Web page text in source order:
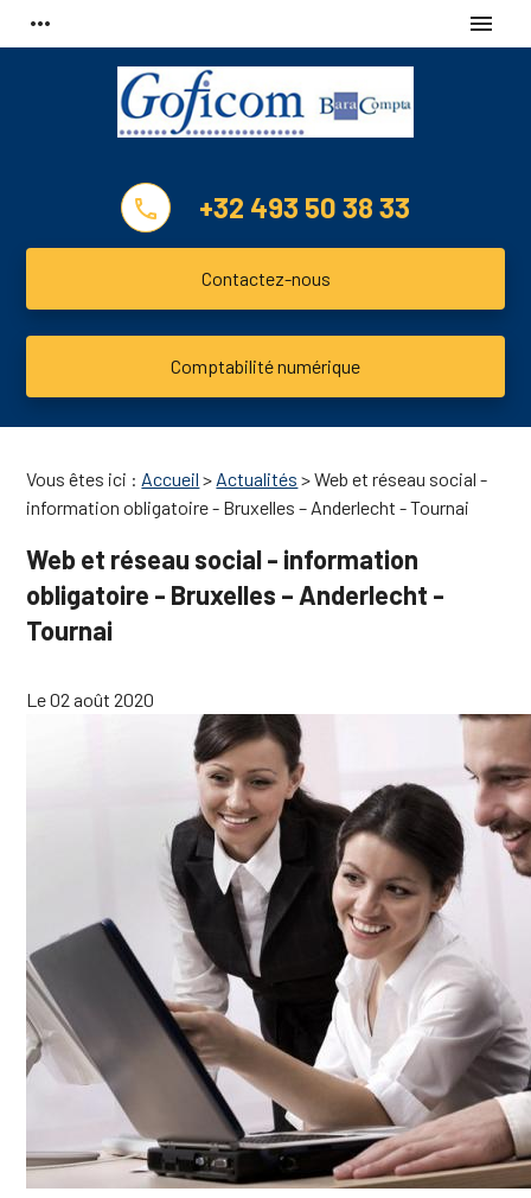
more_horiz menu
phone +32 493 50 38 33
Contactez-nous
Comptabilité numérique
Vous êtes ici : Accueil > Actualités > Web et réseau social -
information obligatoire - Bruxelles – Anderlecht - Tournai
Web et réseau social - information
obligatoire - Bruxelles – Anderlecht -
Tournai
Le 02 août 2020